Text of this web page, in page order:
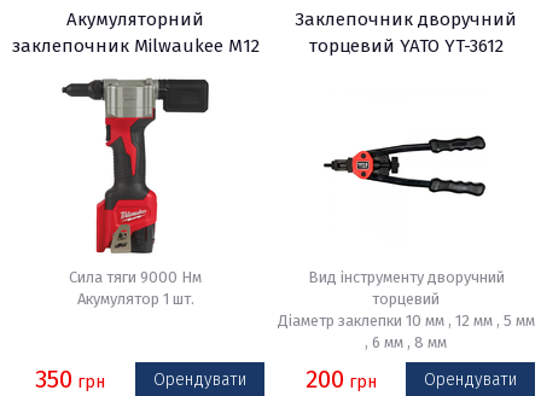
Акумуляторний
заклепочник Milwaukee M12
BPRT-201X
Сила тяги 9000 Нм
Акумулятор 1 шт.
350 грн Орендувати
Заклепочник дворучний
торцевий YATO YT-3612
Вид інструменту дворучний
торцевий
Діаметр заклепки 10 мм , 12 мм , 5 мм
, 6 мм , 8 мм
200 грн Орендувати